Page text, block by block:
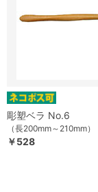
彫塑ベラ No.6
（長200mm～210mm）
￥528